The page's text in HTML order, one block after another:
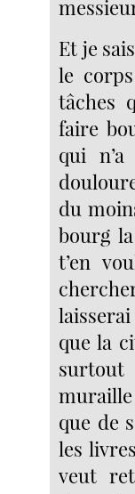
Et je
le
tâches
faire
qui
du
bourg
t’en
que la
surtout
que de
les
veut